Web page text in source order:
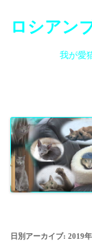
ロシアン
我が愛
日別アーカイブ: 2019